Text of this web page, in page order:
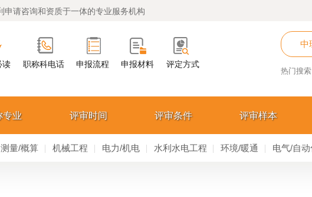
请咨询和资质于一体的专业服务机构
读 职称科电话 申报流程 申报材料 评定方式
中
热门搜
专业 评审时间 评审条件 评审样本
测量/概算 机械工程 电力/机电 水利水电工程 环境/暖通 电气/自动